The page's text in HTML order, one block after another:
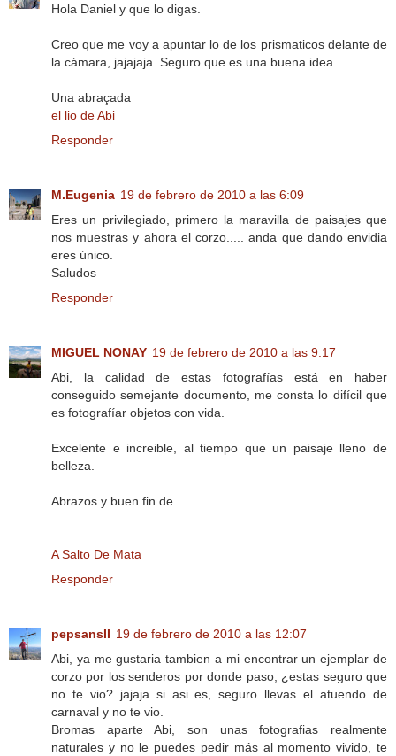
Hola Daniel y que lo digas.
Creo que me voy a apuntar lo de los prismaticos delante de
la cámara, jajajaja. Seguro que es una buena idea.
Una abraçada
el lio de Abi
Responder
M.Eugenia 19 de febrero de 2010 a las 6:09
Eres un privilegiado, primero la maravilla de paisajes que
nos muestras y ahora el corzo..... anda que dando envidia
eres único.
Saludos
Responder
MIGUEL NONAY 19 de febrero de 2010 a las 9:17
Abi, la calidad de estas fotografías está en haber
conseguido semejante documento, me consta lo difícil que
es fotografíar objetos con vida.
Excelente e increible, al tiempo que un paisaje lleno de
belleza.
Abrazos y buen fin de.
A Salto De Mata
Responder
pepsansII 19 de febrero de 2010 a las 12:07
Abi, ya me gustaria tambien a mi encontrar un ejemplar de
corzo por los senderos por donde paso, ¿estas seguro que
no te vio? jajaja si asi es, seguro llevas el atuendo de
carnaval y no te vio.
Bromas aparte Abi, son unas fotografias realmente
naturales y no le puedes pedir más al momento vivido, te